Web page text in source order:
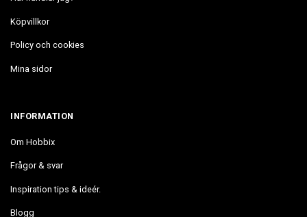
Köpvillkor
Policy och cookies
Mina sidor
INFORMATION
Om Hobbix
Frågor & svar
Inspiration tips & ideér.
Blogg